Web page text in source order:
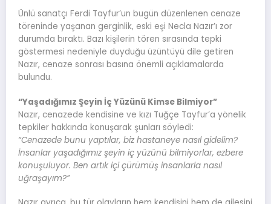
Ünlü sanatçı Ferdi Tayfur’un bugün düzenlenen cenaze
töreninde yaşanan gerginlik, eski eşi Necla Nazır’ı zor
durumda bıraktı. Bazı kişilerin tören sırasında tepki
göstermesi nedeniyle duyduğu üzüntüyü dile getiren
Nazır, cenaze sonrası basına önemli açıklamalarda
bulundu.
“Yaşadığımız Şeyin İç Yüzünü Kimse Bilmiyor”
Nazır, cenazede kendisine ve kızı Tuğçe Tayfur’a yönelik
tepkiler hakkında konuşarak şunları söyledi:
“Cenazede bunu yaptılar, biz hastaneye nasıl gidelim?
İnsanlar yaşadığımız şeyin iç yüzünü bilmiyorlar, ezbere
konuşuluyor. Ben artık içi çürümüş insanlarla nasıl
uğraşayım?”